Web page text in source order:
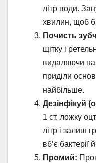
літр води.
хвилин, щоб
Почисть
щітку і
видаляючи
приділи
найбільше.
Дезінфікуй
1 ст. ложку
літр і залиш
вб’є бактерії
Промий: